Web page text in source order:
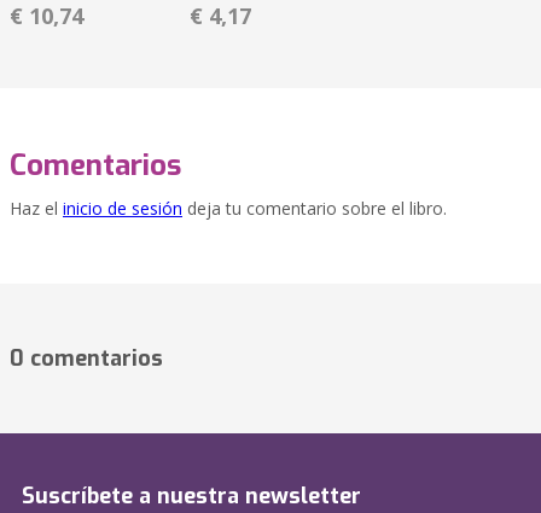
€ 10,74 € 4,17
Comentarios
Haz el inicio de sesión deja tu comentario sobre el libro.
0 comentarios
Suscríbete a nuestra newsletter